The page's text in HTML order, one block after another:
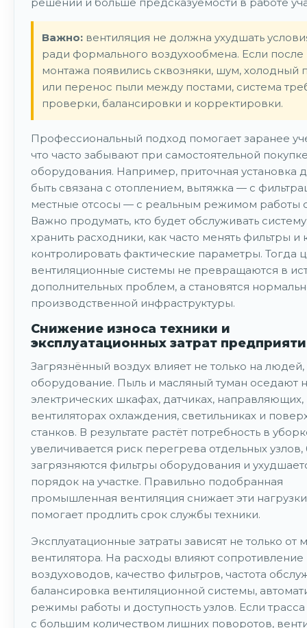
Важно: вентиляция не должна ухудшать
ради формального воздухообмена. Если после
монтажа появились сквозняки, шум, холодный
или перенос пыли между постами, система
проверки, балансировки и корректировки.
Профессиональный подход помогает заранее
что часто забывают при самостоятельной
оборудования. Например, приточная установка
быть связана с отоплением, вытяжка — с
местные отсосы — с реальным режимом работы
Важно продумать, кто будет обслуживать
хранить расходники, как часто менять фильтры и
контролировать фактические параметры. Тогда
вентиляционные системы не превращаются в
дополнительных проблем, а становятся
производственной инфраструктуры.
Снижение износа техники и
эксплуатационных затрат
Загрязнённый воздух влияет не только на
оборудование. Пыль и масляный туман оседают
электрических шкафах, датчиках, направляющих,
вентиляторах охлаждения, светильниках и
станков. В результате растёт потребность в
увеличивается риск перегрева отдельных
загрязняются фильтры оборудования и
порядок на участке. Правильно подобранная
промышленная вентиляция снижает эти
помогает продлить срок службы техники.
Эксплуатационные затраты зависят не только от
вентилятора. На расходы влияют сопротивление
воздуховодов, качество фильтров, частота
балансировка вентиляционной системы,
режимы работы и доступность узлов. Если
с большим количеством лишних поворотов,